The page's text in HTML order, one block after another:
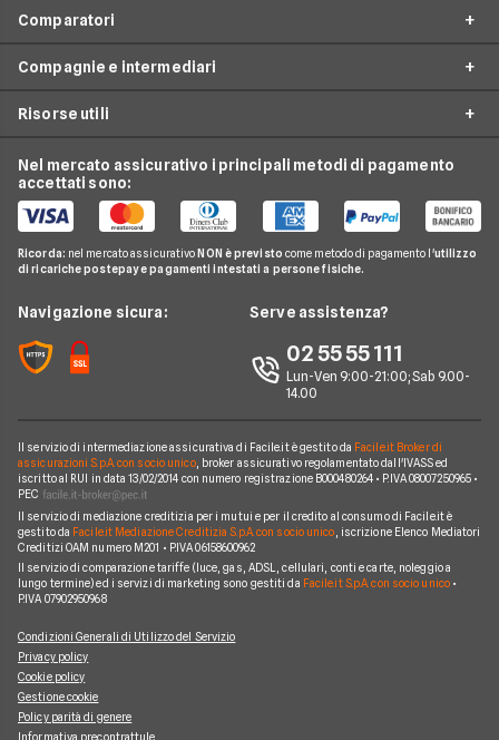
Prestiti
Conti e Carte
Telefonia Mobile
Pay TV
Noleggio Lungo Termine
News
Chi siamo
Perché scegliere Facile.it
Mappa del sito
Assicurazioni online
Assicurazione Auto
Assicurazione Moto
Assicurazione Casa
Assicurazione Vita
Assicurazione Mutuo
Assicurazione Avvocati
Assicurazione Infortuni
Assicurazione Autocarro
Comparatori
Preventivo assicurazione auto
Preventivo Assicurazione Moto
Preventivo Assicurazione Casa
Preventivo Assicurazione Vita
Preventivo Assicurazione Viaggio
Compagnie e intermediari
Bene Assicurazioni
ConTe
Genertel
Allianz Direct
Linear
Prima.it
Quixa
UnipolSai
Allianz
Compagnie e intermediari
Risorse utili
Osservatorio Assicurazioni
Guida Assicurazioni
Agenzie Assicurative
Domande Assicurazioni
Glossario Assicurativo
Notizie Assicurazioni
Nel mercato assicurativo i principali metodi di pagamento
accettati sono:
Ricorda: nel mercato assicurativo NON è previsto come metodo di pagamento l'utilizzo
di ricariche postepay e pagamenti intestati a persone fisiche.
Navigazione sicura: Serve assistenza?
02 55 55 111
Lun-Ven 9:00-21:00; Sab 9.00-
14.00
Il servizio di intermediazione assicurativa di Facile.it è gestito da Facile.it Broker di
assicurazioni S.p.A. con socio unico, broker assicurativo regolamentato dall'IVASS ed
iscritto al RUI in data 13/02/2014 con numero registrazione B000480264 • P.IVA 08007250965 •
PEC
Il servizio di mediazione creditizia per i mutui e per il credito al consumo di Facile.it è
gestito da Facile.it Mediazione Creditizia S.p.A. con socio unico , iscrizione Elenco Mediatori
Creditizi OAM numero M201 • P.IVA 06158600962
Il servizio di comparazione tariffe (luce, gas, ADSL, cellulari, conti e carte, noleggio a
lungo termine) ed i servizi di marketing sono gestiti da Facile.it S.p.A. con socio unico•
P.IVA 07902950968
Condizioni Generali di Utilizzo del Servizio
Privacy policy
Cookie policy
Gestione cookie
Policy parità di genere
Informativa precontrattule